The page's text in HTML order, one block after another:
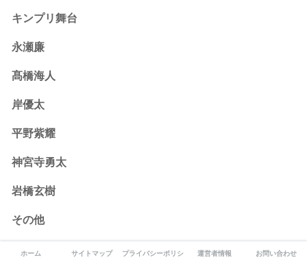
キンプリ舞台
永瀬廉
髙橋海人
岸優太
平野紫耀
神宮寺勇太
岩橋玄樹
その他
Snow Man
ホーム サイトマップ プライバシーポリシー 運営者情報 お問い合わせ